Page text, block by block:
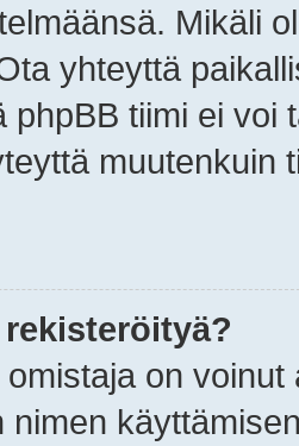
Mikäli
yhteyttä
phpBB tiimi ei
muutenkuin
on
nimen